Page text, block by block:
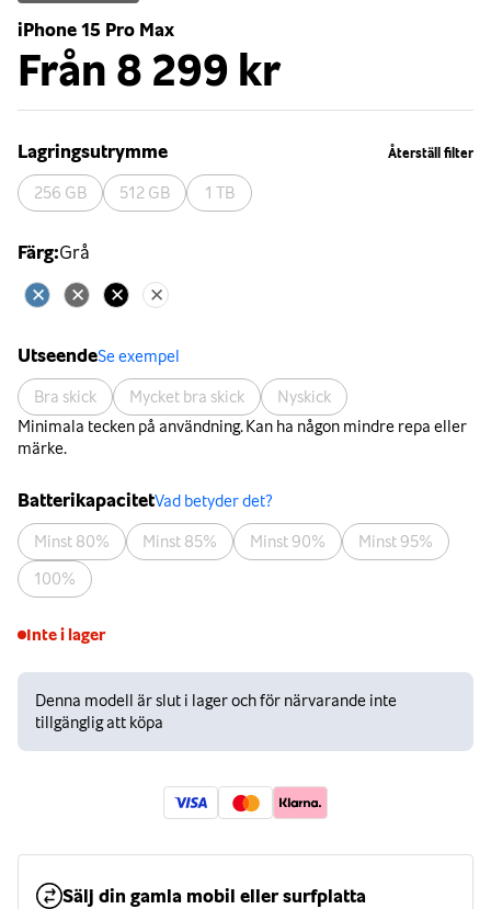
iPhone 15 Pro Max
Från 8 299 kr
Återställ filter
Lagringsutrymme
256 GB 512 GB 1 TB
Färg:Grå
UtseendeSe exempel
Bra skick Mycket bra skick
Nyskick
Minimala tecken på användning. Kan ha någon mindre repa eller
märke.
BatterikapacitetVad betyder det?
Minst 80% Minst 85% Minst 90%
Minst 95%
100%
Inte i lager
Denna modell är slut i lager och för närvarande inte
tillgänglig att köpa
Sälj din gamla mobil eller surfplatta